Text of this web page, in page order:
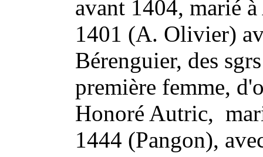
avant 1404, marié
1401 (A. Olivier)
Bérenguier, des
première femme,
Honoré Autric,
1444 (Pangon),